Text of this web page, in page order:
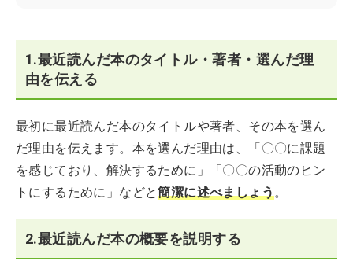
1.最近読んだ本のタイトル・著者・選んだ理
由を伝える
最初に最近読んだ本のタイトルや著者、その本を選ん
だ理由を伝えます。本を選んだ理由は、「〇〇に課題
を感じており、解決するために」「〇〇の活動のヒン
トにするために」などと簡潔に述べましょう。
2.最近読んだ本の概要を説明する